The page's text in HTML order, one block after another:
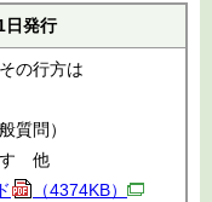
発行
の行方は
質問）
す 他
（4374KB）